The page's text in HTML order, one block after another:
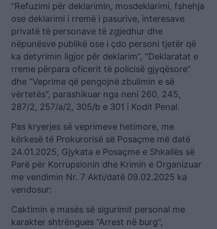
“Refuzimi për deklarimin, mosdeklarimi, fshehja
ose deklarimi i rremë i pasurive, interesave
privatë të personave të zgjedhur dhe
nëpunësve publikë ose i çdo personi tjetër që
ka detyrimin ligjor për deklarim”, “Deklaratat e
rreme përpara oficerit të policisë gjyqësore”
dhe “Veprime që pengojnë zbulimin e së
vërtetës”, parashikuar nga neni 260, 245,
287/2, 257/a/2, 305/b e 301 i Kodit Penal.
Pas kryerjes së veprimeve hetimore, me
kërkesë të Prokurorisë së Posaçme më datë
24.01.2025, Gjykata e Posaçme e Shkallës së
Parë për Korrupsionin dhe Krimin e Organizuar
me vendimin Nr. 7 Akti/datë 09.02.2025 ka
vendosur:
Caktimin e masës së sigurimit personal me
karakter shtrëngues “Arrest në burg”,